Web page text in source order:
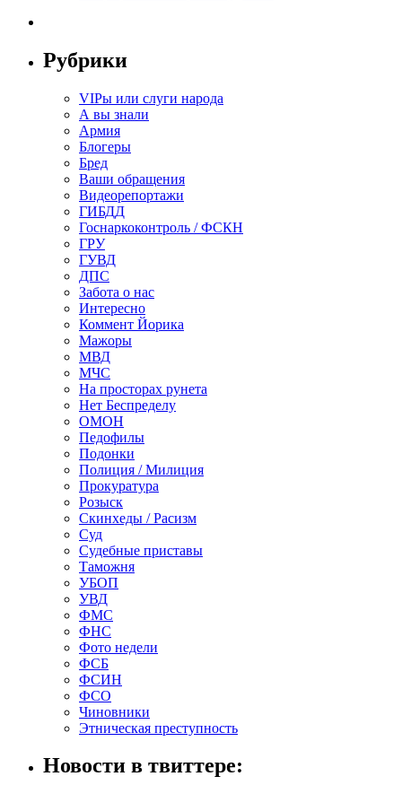
Рубрики
VIPы или слуги народа
А вы знали
Армия
Блогеры
Бред
Ваши обращения
Видеорепортажи
ГИБДД
Госнаркоконтроль / ФСКН
ГРУ
ГУВД
ДПС
Забота о нас
Интересно
Коммент Йорика
Мажоры
МВД
МЧС
На просторах рунета
Нет Беспределу
ОМОН
Педофилы
Подонки
Полиция / Милиция
Прокуратура
Розыск
Скинхеды / Расизм
Суд
Судебные приставы
Таможня
УБОП
УВД
ФМС
ФНС
Фото недели
ФСБ
ФСИН
ФСО
Чиновники
Этническая преступность
Новости в твиттере: